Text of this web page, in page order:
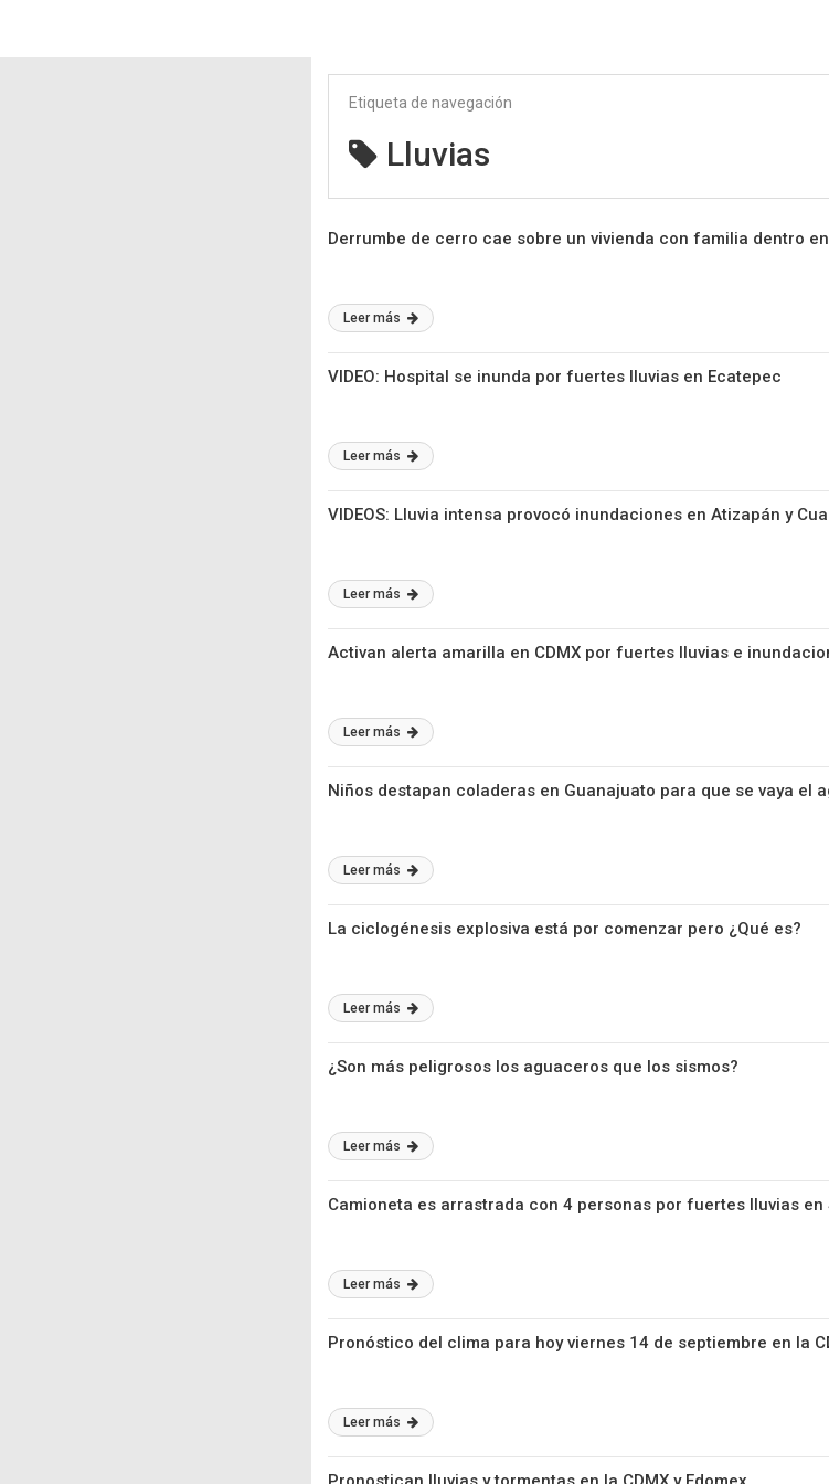
Etiqueta de navegación
Lluvias
Derrumbe de cerro cae sobre un vivienda con familia dentro
Leer más
VIDEO: Hospital se inunda por fuertes lluvias en Ecatepec
Leer más
VIDEOS: Lluvia intensa provocó inundaciones en Atizapán y
Leer más
Activan alerta amarilla en CDMX por fuertes lluvias e
Leer más
Niños destapan coladeras en Guanajuato para que se vaya el
Leer más
La ciclogénesis explosiva está por comenzar pero ¿Qué es?
Leer más
¿Son más peligrosos los aguaceros que los sismos?
Leer más
Camioneta es arrastrada con 4 personas por fuertes lluvias en
Leer más
Pronóstico del clima para hoy viernes 14 de septiembre en la
Leer más